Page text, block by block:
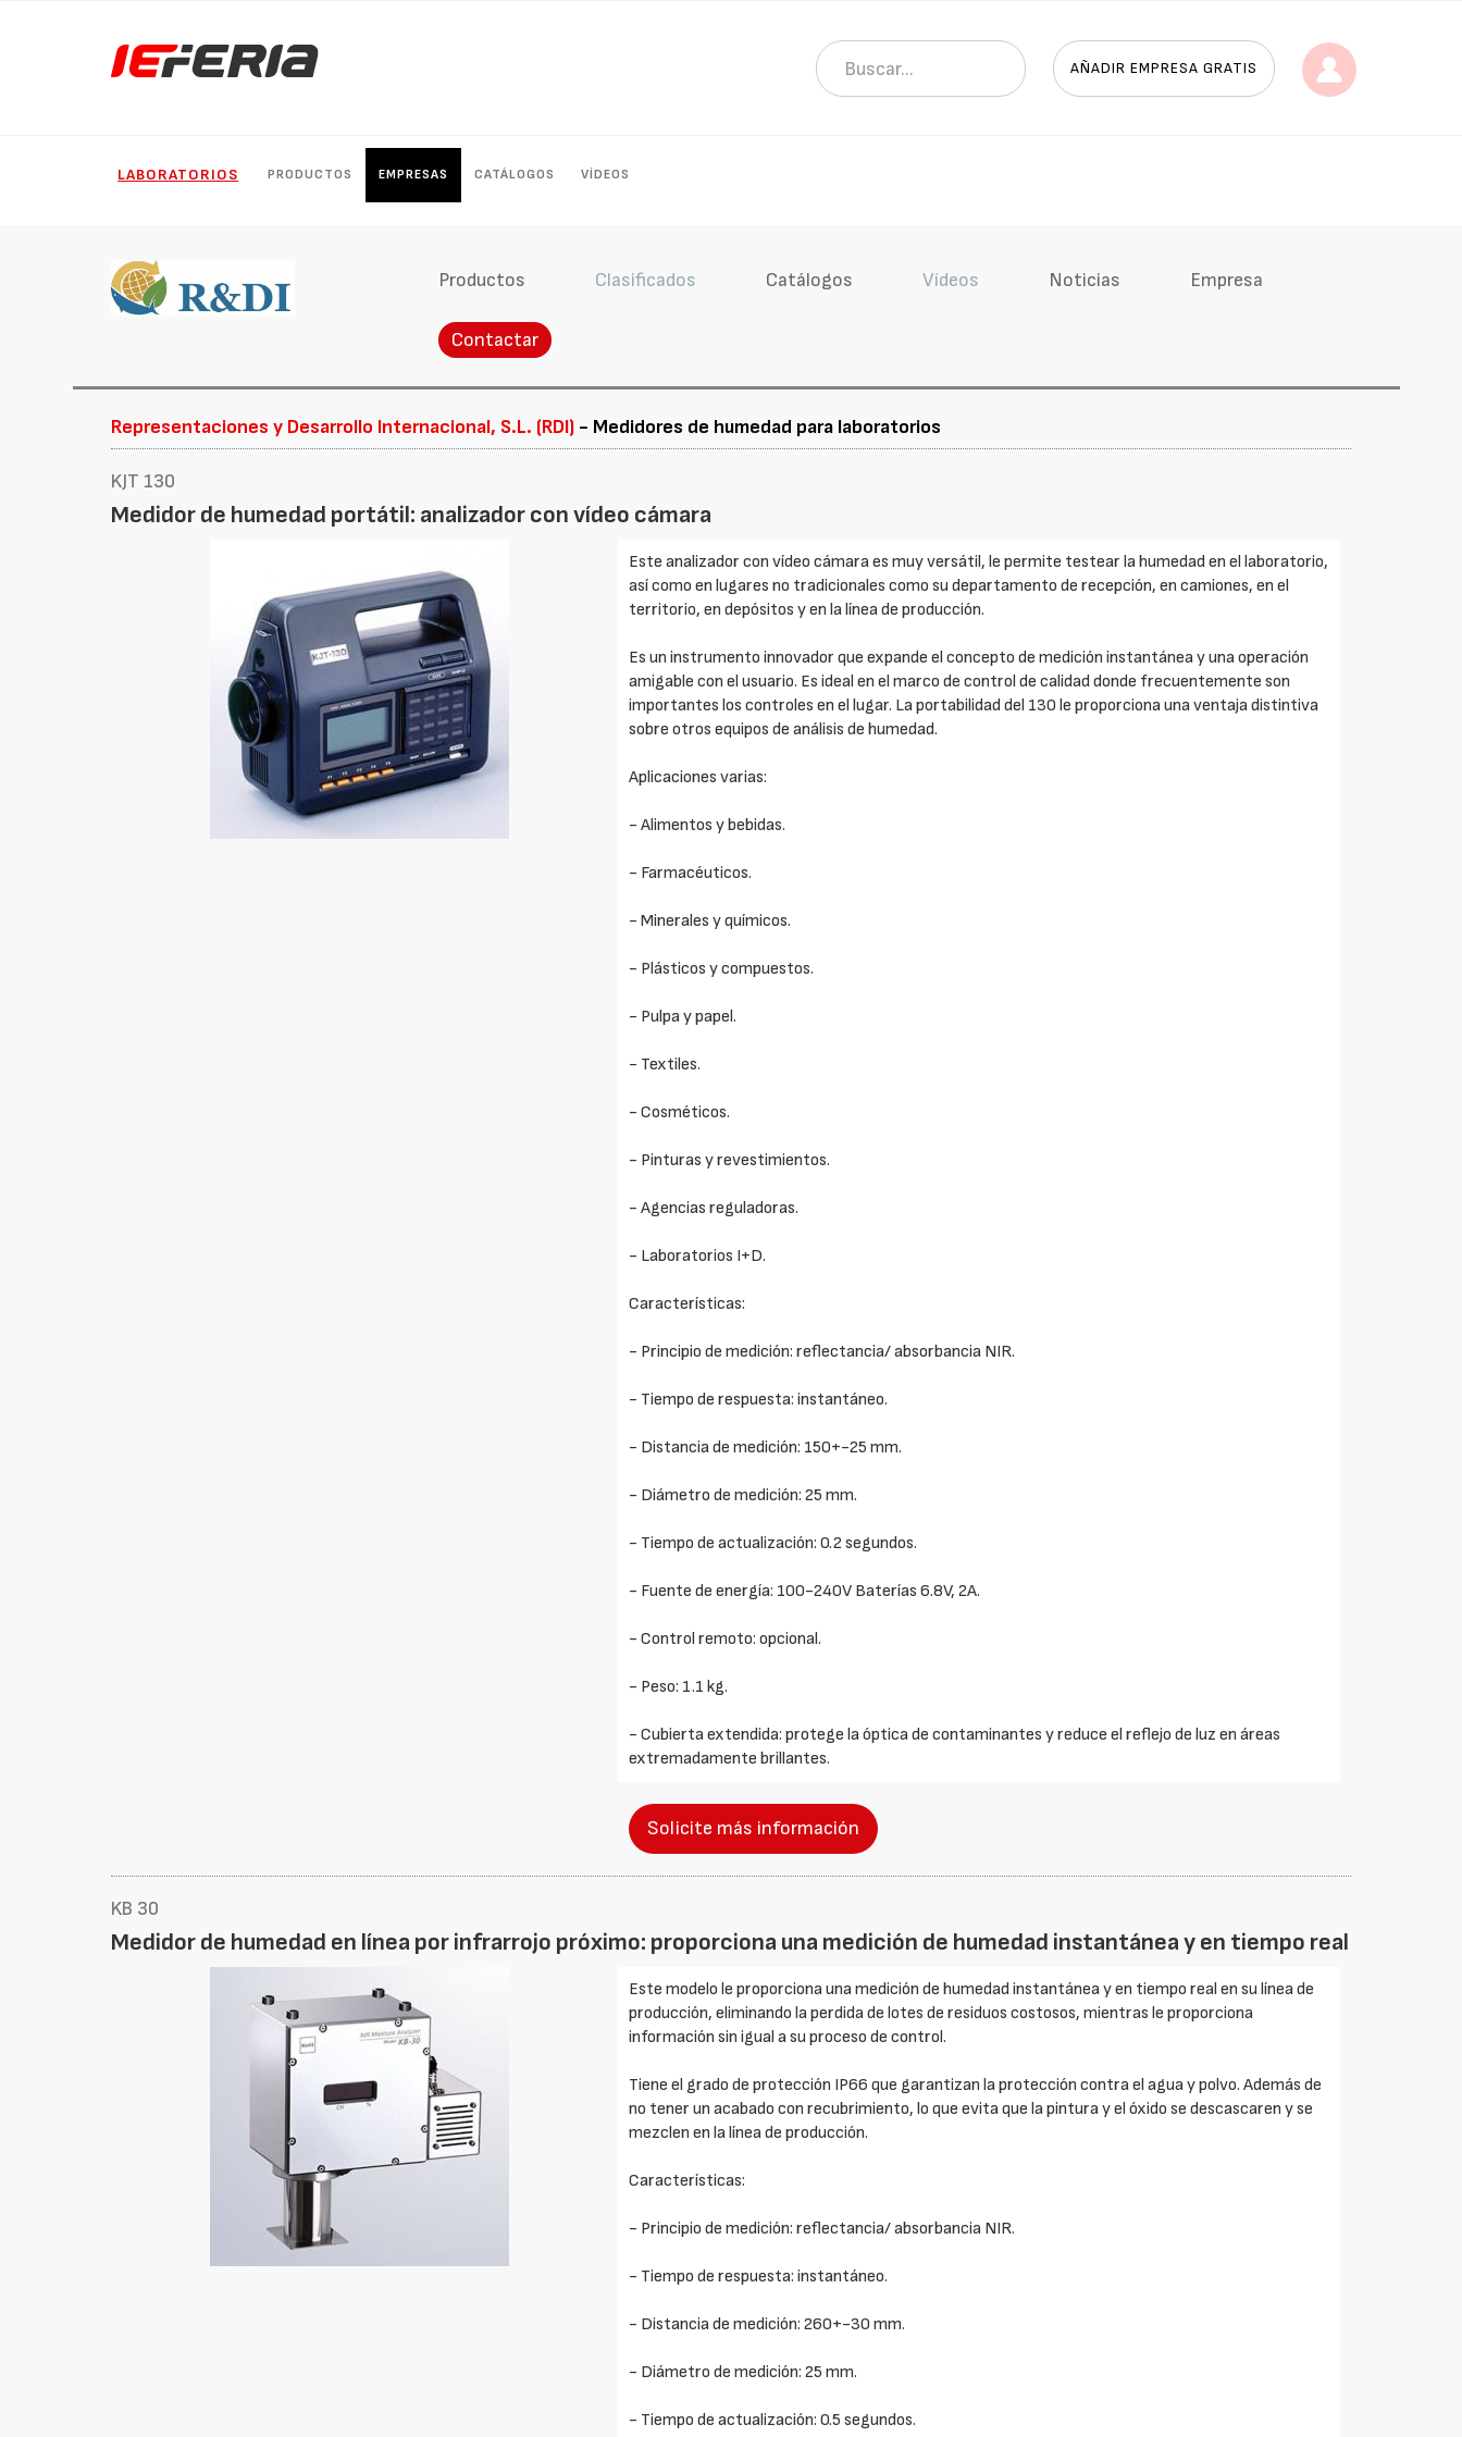
AÑADIR EMPRESA GRATIS
LABORATORIOS PRODUCTOS EMPRESAS CATÁLOGOS VÍDEOS
Productos Clasificados Catálogos Vídeos Noticias Empresa
Contactar
Representaciones y Desarrollo Internacional, S.L. (RDI) - Medidores de humedad para laboratorios
KJT 130
Medidor de humedad portátil: analizador con vídeo cámara
Este analizador con vídeo cámara es muy versátil, le permite testear la humedad en el laboratorio,
así como en lugares no tradicionales como su departamento de recepción, en camiones, en el
territorio, en depósitos y en la línea de producción.
Es un instrumento innovador que expande el concepto de medición instantánea y una operación
amigable con el usuario. Es ideal en el marco de control de calidad donde frecuentemente son
importantes los controles en el lugar. La portabilidad del 130 le proporciona una ventaja distintiva
sobre otros equipos de análisis de humedad.
Aplicaciones varias:
- Alimentos y bebidas.
- Farmacéuticos.
- Minerales y químicos.
- Plásticos y compuestos.
- Pulpa y papel.
- Textiles.
- Cosméticos.
- Pinturas y revestimientos.
- Agencias reguladoras.
- Laboratorios I+D.
Características:
- Principio de medición: reflectancia/ absorbancia NIR.
- Tiempo de respuesta: instantáneo.
- Distancia de medición: 150+-25 mm.
- Diámetro de medición: 25 mm.
- Tiempo de actualización: 0.2 segundos.
- Fuente de energía: 100-240V Baterías 6.8V, 2A.
- Control remoto: opcional.
- Peso: 1.1 kg.
- Cubierta extendida: protege la óptica de contaminantes y reduce el reflejo de luz en áreas
extremadamente brillantes.
Solicite más información
KB 30
Medidor de humedad en línea por infrarrojo próximo: proporciona una medición de humedad instantánea y en tiempo real
Este modelo le proporciona una medición de humedad instantánea y en tiempo real en su línea de
producción, eliminando la perdida de lotes de residuos costosos, mientras le proporciona
información sin igual a su proceso de control.
Tiene el grado de protección IP66 que garantizan la protección contra el agua y polvo. Además de
no tener un acabado con recubrimiento, lo que evita que la pintura y el óxido se descascaren y se
mezclen en la línea de producción.
Características:
- Principio de medición: reflectancia/ absorbancia NIR.
- Tiempo de respuesta: instantáneo.
- Distancia de medición: 260+-30 mm.
- Diámetro de medición: 25 mm.
- Tiempo de actualización: 0.5 segundos.